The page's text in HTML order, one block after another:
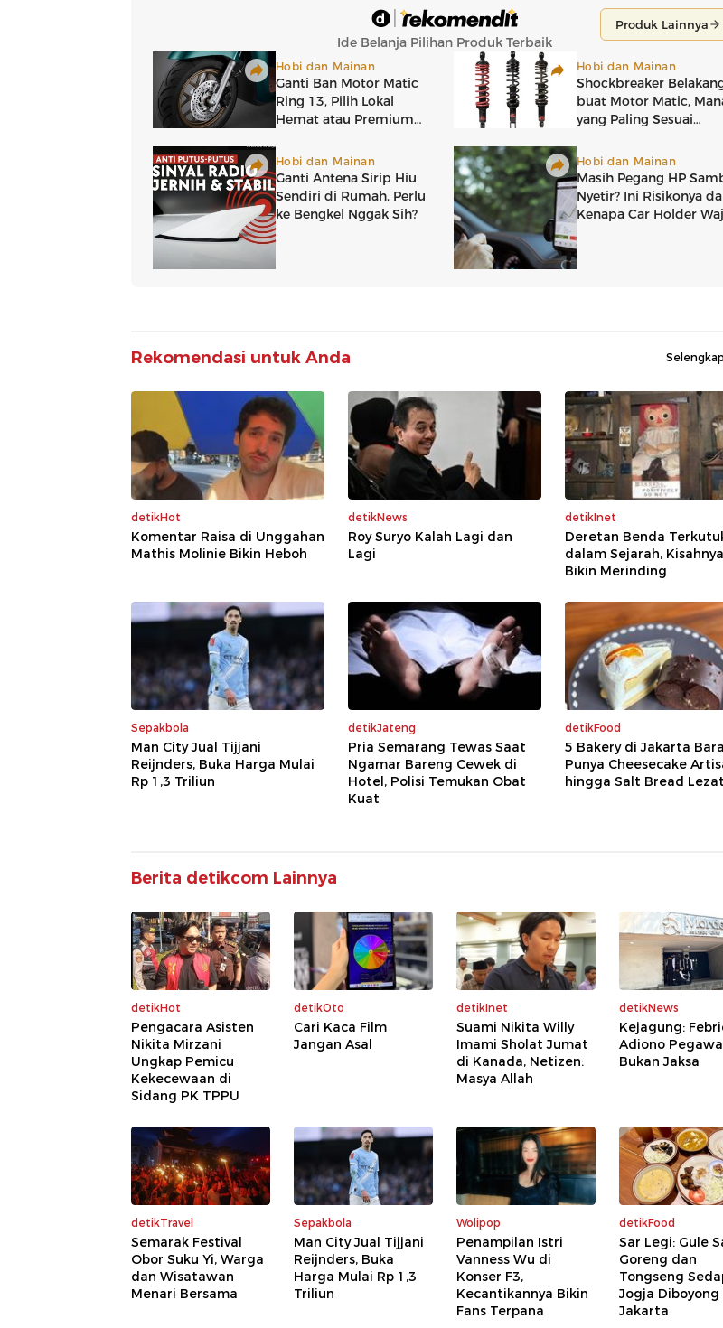
Rekomendasi untuk Anda
detikHot
Komentar Raisa di Unggahan
Mathis Molinie Bikin Heboh
detikNews
Roy Suryo Kalah Lagi dan
Lagi
detikInet
Deretan Benda
dalam Sejarah, Kisahnya
Bikin Merinding
Sepakbola
Man City Jual Tijjani
Reijnders, Buka Harga Mulai
Rp 1,3 Triliun
detikJateng
Pria Semarang Tewas Saat
Ngamar Bareng Cewek di
Hotel, Polisi Temukan Obat
Kuat
detikFood
5 Bakery di Jakarta
Punya Cheesecake
hingga Salt Bread Lezat
Berita detikcom Lainnya
detikHot
Pengacara Asisten
Nikita Mirzani
Ungkap Pemicu
Kekecewaan di
Sidang PK TPPU
detikOto
Cari Kaca Film
Jangan Asal
detikInet
Suami Nikita Willy
Imami Sholat Jumat
di Kanada, Netizen:
Masya Allah
detikNews
Kejagung:
Adiono
Bukan Jaksa
detikTravel
Semarak Festival
Obor Suku Yi, Warga
dan Wisatawan
Menari Bersama
Sepakbola
Man City Jual Tijjani
Reijnders, Buka
Harga Mulai Rp 1,3
Triliun
Wolipop
Penampilan Istri
Vanness Wu di
Konser F3,
Kecantikannya Bikin
Fans Terpana
detikFood
Sar Legi: Gule
Goreng dan
Tongseng
Jogja Diboyong
Jakarta